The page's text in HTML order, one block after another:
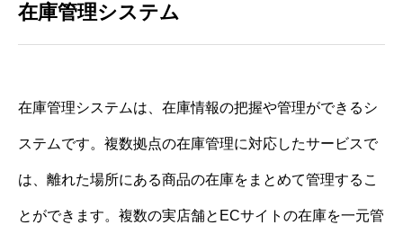
在庫管理システム
在庫管理システムは、在庫情報の把握や管理ができるシ
ステムです。複数拠点の在庫管理に対応したサービスで
は、離れた場所にある商品の在庫をまとめて管理するこ
とができます。複数の実店舗とECサイトの在庫を一元管